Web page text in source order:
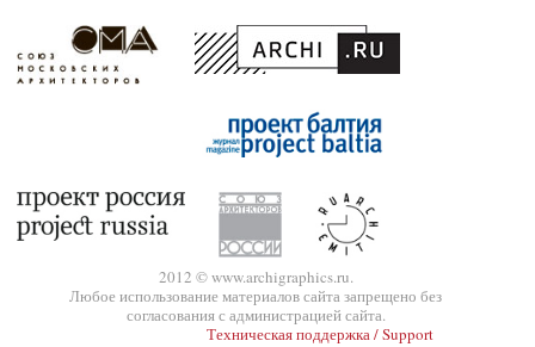
2012 © www.archigraphics.ru.
Любое использование материалов сайта запрещено без
согласования с администрацией сайта.
Техническая поддержка / Support